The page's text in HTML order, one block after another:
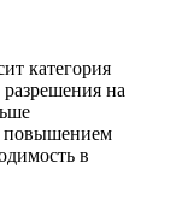
категория
разрешения на
повышением
в